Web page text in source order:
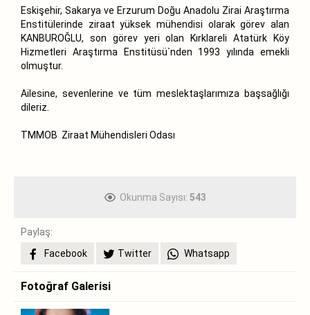
Eskişehir, Sakarya ve Erzurum Doğu Anadolu Zirai Araştırma
Enstitülerinde ziraat yüksek mühendisi olarak görev alan
KANBUROĞLU, son görev yeri olan Kırklareli Atatürk Köy
Hizmetleri Araştırma Enstitüsü`nden 1993 yılında emekli
olmuştur.
Ailesine, sevenlerine ve tüm meslektaşlarımıza başsağlığı
dileriz.
TMMOB Ziraat Mühendisleri Odası
Okunma Sayısı: 543
Paylaş:
Facebook
Twitter Whatsapp
Fotoğraf Galerisi